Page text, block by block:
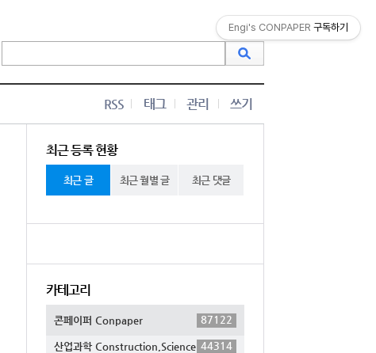
RSS 태그 관리 쓰기
최근 등록 현황
최근 글 최근 월별 글 최근 댓글
카테고리
콘페이퍼 Conpaper 87122
산업과학 Construction,Science 44314
Engi's CONPAPER 구독하기